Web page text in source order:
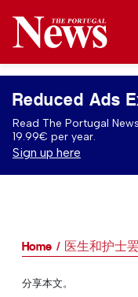
Reduced Ads
Read The Portugal
19.99€ per year.
Sign up here
Home 医生和护士
分享本文。